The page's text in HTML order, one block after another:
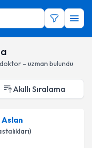
- uzman bulundu
Akıllı Sıralama
Aslan